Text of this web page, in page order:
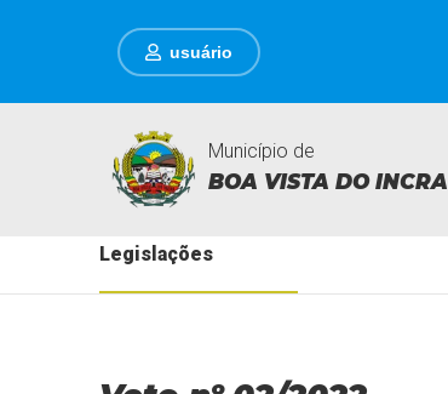
usuário
Município de
BOA VISTA DO INCRA
Legislações